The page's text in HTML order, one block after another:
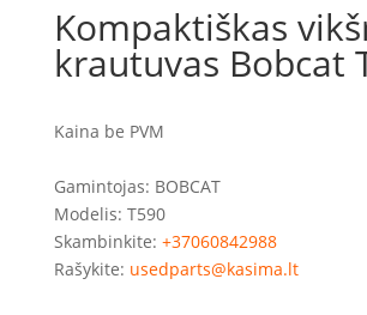
Kompaktiškas
krautuvas Bobcat
Kaina be PVM
Gamintojas: BOBCAT
Modelis: T590
Skambinkite: +37060842988
Rašykite: usedparts@kasima.lt